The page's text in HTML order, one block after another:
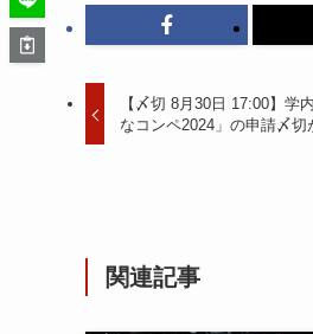
【〆切 8月30日 17:00】学
なコンペ2024」の申請〆切
関連記事